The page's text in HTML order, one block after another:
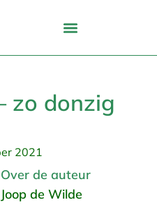
zo donzig
2021
Over de auteur
Joop de Wilde